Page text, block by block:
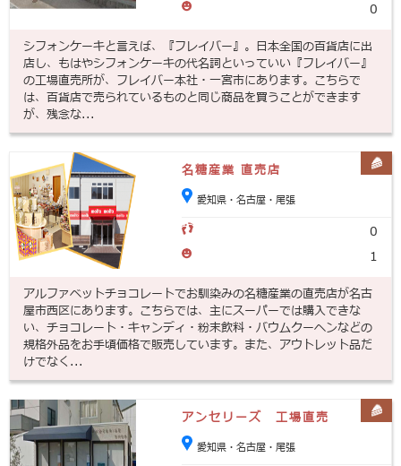
0
シフォンケーキと言えば、『フレイバー』。日本全国の百貨店に出
店し、もはやシフォンケーキの代名詞といっていい『フレイバー』
の工場直売所が、フレイバー本社・一宮市にあります。こちらで
は、百貨店で売られているものと同じ商品を買うことができます
が、残念な...
名糖産業 直売店
愛知県・名古屋・尾張
0
1
アルファベットチョコレートでお馴染みの名糖産業の直売店が名古
屋市西区にあります。こちらでは、主にスーパーでは購入できな
い、チョコレート・キャンディ・粉末飲料・バウムクーヘンなどの
規格外品をお手頃価格で販売しています。また、アウトレット品だ
けでなく...
アンセリーズ 工場直売
愛知県・名古屋・尾張